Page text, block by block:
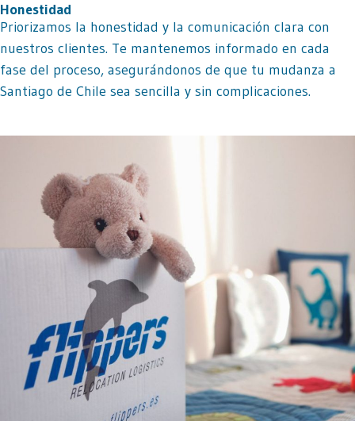
Honestidad
Priorizamos la honestidad y la comunicación clara con
nuestros clientes. Te mantenemos informado en cada
fase del proceso, asegurándonos de que tu mudanza a
Santiago de Chile sea sencilla y sin complicaciones.